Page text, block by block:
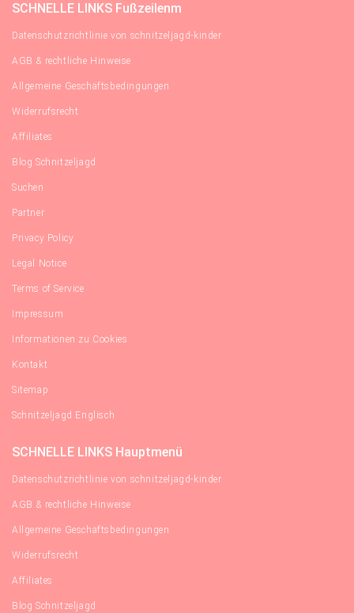
SCHNELLE LINKS Fußzeilenm
Datenschutzrichtlinie von schnitzeljagd-kinder
AGB & rechtliche Hinweise
Allgemeine Geschäftsbedingungen
Widerrufsrecht
Affiliates
Blog Schnitzeljagd
Suchen
Partner
Privacy Policy
Legal Notice
Terms of Service
Impressum
Informationen zu Cookies
Kontakt
Sitemap
Schnitzeljagd Englisch
SCHNELLE LINKS Hauptmenü
Datenschutzrichtlinie von schnitzeljagd-kinder
AGB & rechtliche Hinweise
Allgemeine Geschäftsbedingungen
Widerrufsrecht
Affiliates
Blog Schnitzeljagd